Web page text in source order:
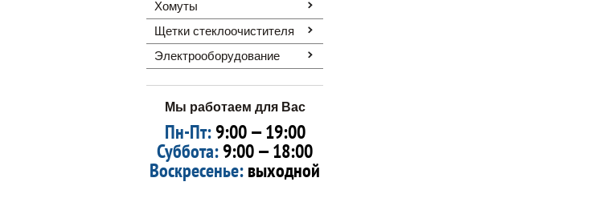
Хомуты
Щетки стеклоочистителя
Электрооборудование
Мы работаем для Вас
Пн-Пт:9:00 — 19:00
Суббота:9:00 — 18:00
Воскресенье:выходной